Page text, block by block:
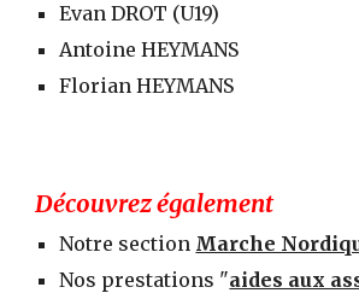
Evan DROT (U19)
Antoine HEYMANS
Florian HEYMANS
Découvrez également
Notre section Marche
Nos prestations "aides aux